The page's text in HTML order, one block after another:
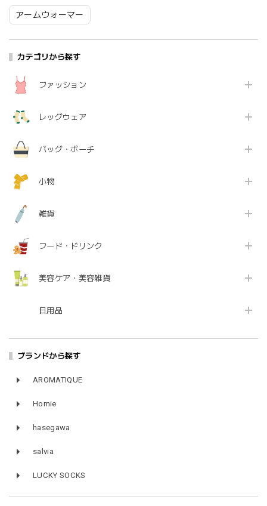
アームウォーマー
カテゴリから探す
ファッション
レッグウェア
バッグ・ポーチ
小物
雑貨
フード・ドリンク
美容ケア・美容雑貨
日用品
ブランドから探す
AROMATIQUE
Homie
hasegawa
salvia
LUCKY SOCKS